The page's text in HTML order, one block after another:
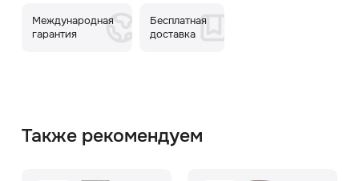
Международная
гарантия
Бесплатная
доставка
Также рекомендуем